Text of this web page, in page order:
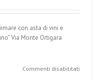
con asta di vini e
Via Monte Ortigara
Commenti disabilitati